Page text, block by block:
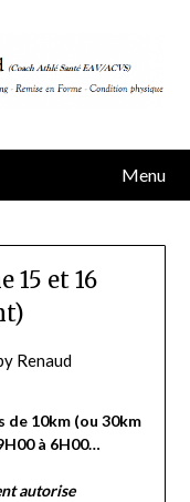
Menu
15 et 16
Renaud
de 10km (ou 30km
à 6H00…
autorise